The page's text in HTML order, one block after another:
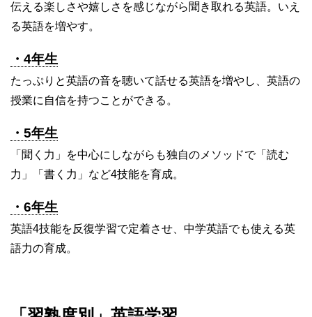
伝える楽しさや嬉しさを感じながら聞き取れる英語。いえ
る英語を増やす。
・4年生
たっぷりと英語の音を聴いて話せる英語を増やし、英語の
授業に自信を持つことができる。
・5年生
「聞く力」を中心にしながらも独自のメソッドで「読む
力」「書く力」など4技能を育成。
・6年生
英語4技能を反復学習で定着させ、中学英語でも使える英
語力の育成。